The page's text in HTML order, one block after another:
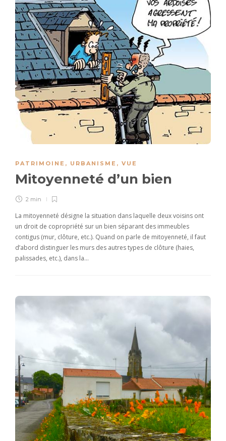
PATRIMOINE , URBANISME , VUE
Mitoyenneté d’un bien
2 min
La mitoyenneté désigne la situation dans laquelle deux voisins ont
un droit de copropriété sur un bien séparant des immeubles
contigus (mur, clôture, etc.). Quand on parle de mitoyenneté, il faut
d’abord distinguer les murs des autres types de clôture (haies,
palissades, etc.), dans la…